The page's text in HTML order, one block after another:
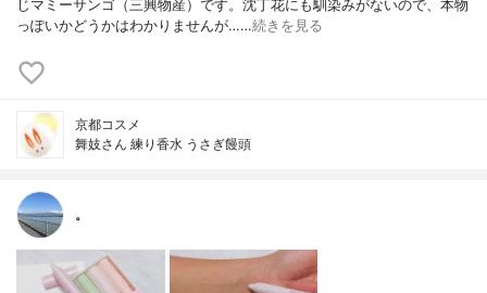
じマミーサンゴ（三興物産）です。沈丁花にも馴染みがないので、本物
っぽいかどうかはわかりませんが……続きを見る
京都コスメ
舞妓さん 練り香水 うさぎ饅頭
。